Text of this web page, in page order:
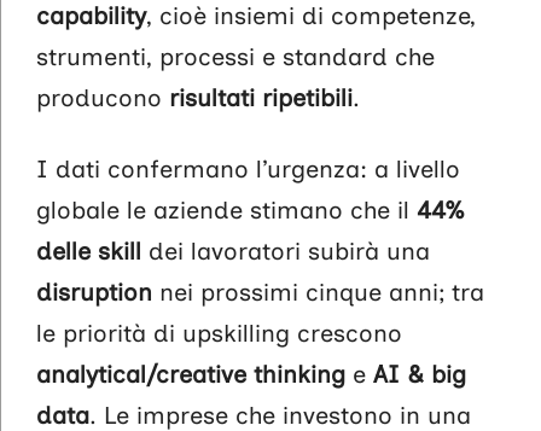
capability, cioè insiemi di competenze,
strumenti, processi e standard che
producono risultati ripetibili.
I dati confermano l’urgenza: a livello
globale le aziende stimano che il 44%
delle skill dei lavoratori subirà una
disruption nei prossimi cinque anni; tra
le priorità di upskilling crescono
analytical/creative thinking e AI & big
data. Le imprese che investono in una